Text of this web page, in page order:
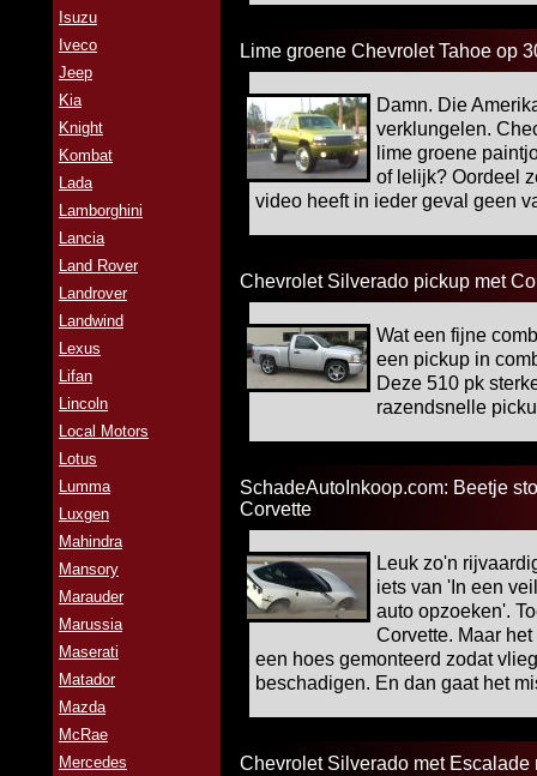
Isuzu
Iveco
Jeep
Kia
Knight
Kombat
Lada
Lamborghini
Lancia
Land Rover
Landrover
Landwind
Lexus
Lifan
Lincoln
Local Motors
Lotus
Lumma
Luxgen
Mahindra
Mansory
Marauder
Marussia
Maserati
Matador
Mazda
McRae
Mercedes
Lime groene Chevrolet Tahoe op
Damn. Die
verklungelen.
lime groene
of lelijk? Oordeel
video heeft in ieder geval geen
Chevrolet Silverado pickup met
Wat een fijne
een pickup in
Deze 510 pk
razendsnelle
SchadeAutoInkoop.com: Beetje
Corvette
Leuk zo'n
iets van 'In een
auto opzoeken'.
Corvette. Maar
een hoes gemonteerd zodat
beschadigen. En dan gaat het
Chevrolet Silverado met